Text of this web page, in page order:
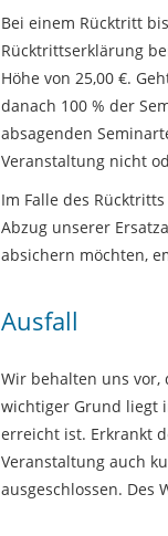
Bei einem Rücktritt
Rücktrittserklärung
Höhe von 25,00 €.
danach 100 % der
absagenden
Veranstaltung nicht
Im Falle des
Abzug unserer
absichern möchten,
Ausfall
Wir behalten uns vor,
wichtiger Grund liegt
erreicht ist. Erkrankt
Veranstaltung auch
ausgeschlossen. Des